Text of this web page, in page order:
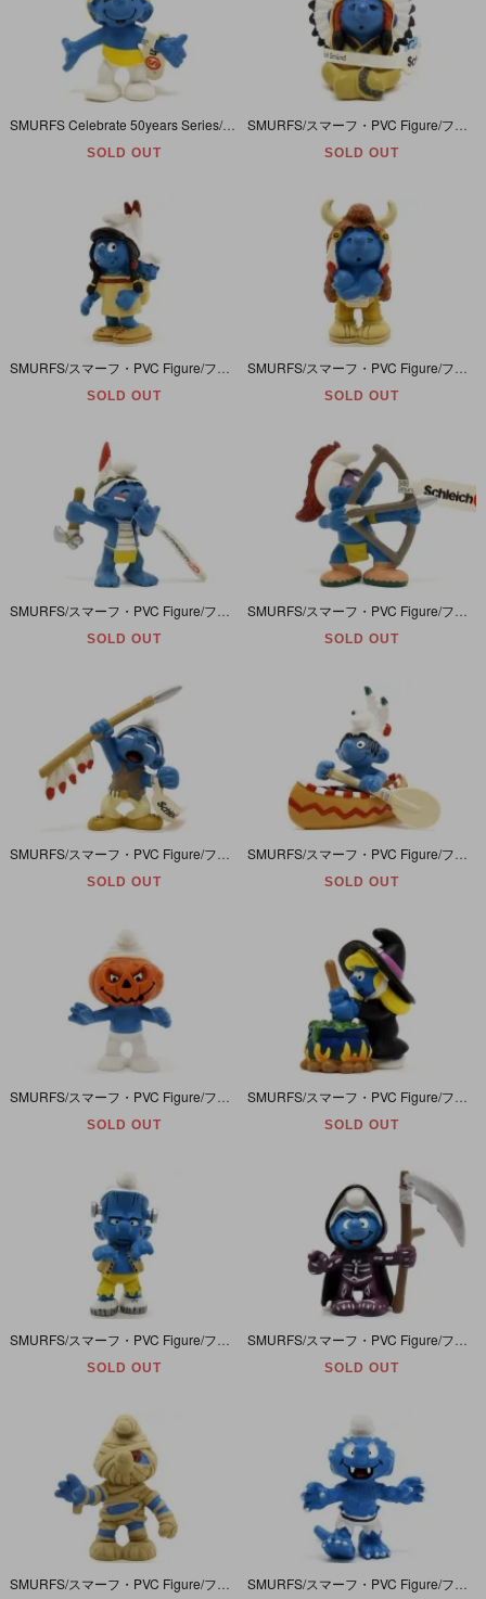
SMURFS Celebrate 50years Series/スマーフ生誕50周年記念シリーズ・PVC Figure/フィギュア「スマーフ・Anniversary/アニバーサリー/リボン」20701
SOLD OUT SOLD OUT
SOLD OUT SOLD OUT
SOLD OUT SOLD OUT
SOLD OUT SOLD OUT
SOLD OUT SOLD OUT
SMURFS/スマーフ・PVC Figure/フィギュア・Halloween Series/ハロウィンシリーズ 「スマーフ・Frankenstein/フランケンシュタイン・人造人間」 20546
SOLD OUT
SMURFS/スマーフ・PVC Figure/フィギュア・Halloween Series/ハロウィンシリーズ 「スマーフ・Grim Reaper/グリムリーパー・死神」 20545
SOLD OUT